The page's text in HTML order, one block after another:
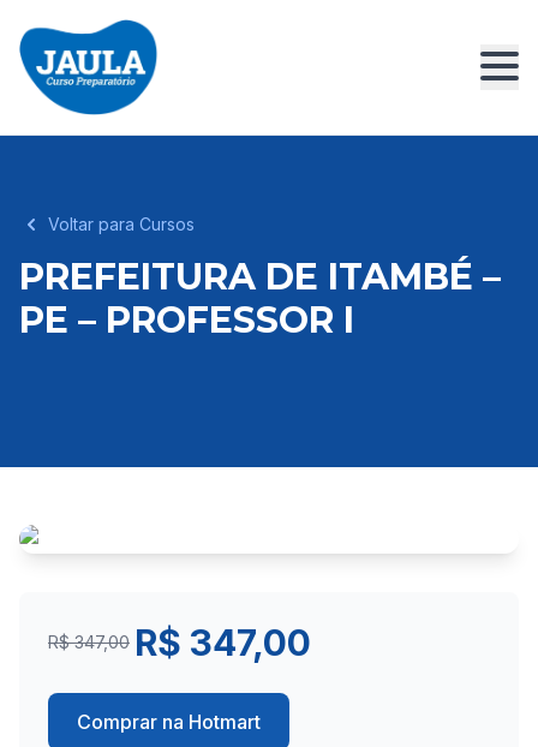
Voltar para Cursos
PREFEITURA DE ITAMBÉ –
PE – PROFESSOR I
R$ 347,00 R$ 347,00
Comprar na Hotmart